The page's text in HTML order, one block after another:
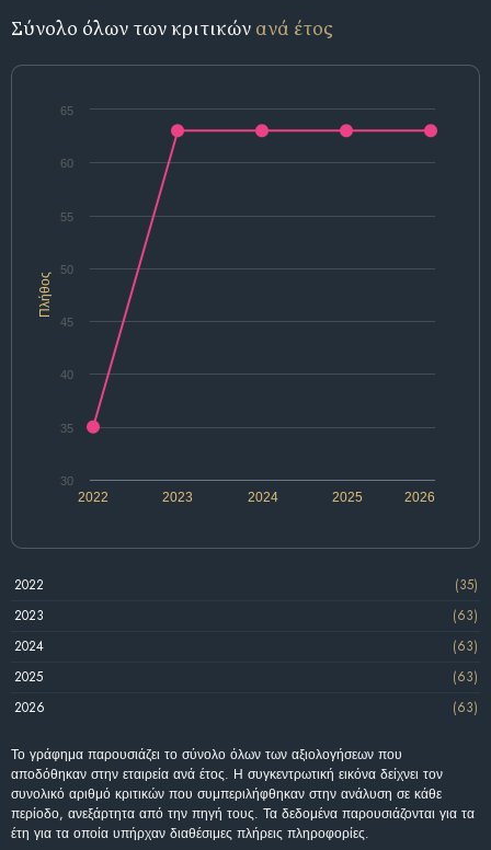
Σύνολο όλων των κριτικών ανά έτος
Πλήθος
2025
2022 2023 2024 2026
30
35
40
45
50
55
60
65
2022
(35)
2023
(63)
2024
(63)
2025
(63)
2026
(63)
Το γράφημα παρουσιάζει το σύνολο όλων των αξιολογήσεων που
αποδόθηκαν στην εταιρεία ανά έτος. Η συγκεντρωτική εικόνα δείχνει τον
συνολικό αριθμό κριτικών που συμπεριλήφθηκαν στην ανάλυση σε κάθε
περίοδο, ανεξάρτητα από την πηγή τους. Τα δεδομένα παρουσιάζονται για τα
έτη για τα οποία υπήρχαν διαθέσιμες πλήρεις πληροφορίες.